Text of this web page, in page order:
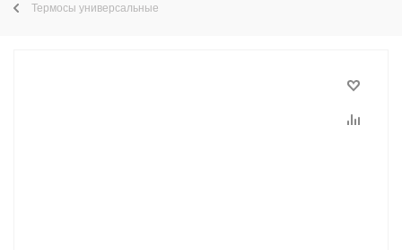
Термосы универсальные